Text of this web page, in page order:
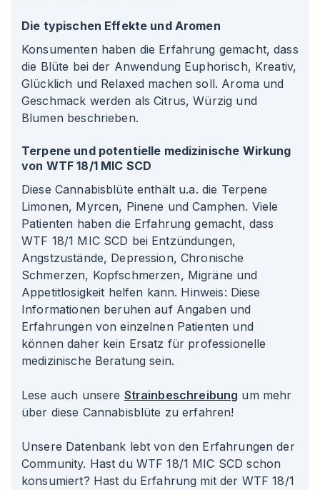
Die typischen Effekte und Aromen
Konsumenten haben die Erfahrung gemacht, dass
die Blüte bei der Anwendung Euphorisch, Kreativ,
Glücklich und Relaxed machen soll. Aroma und
Geschmack werden als Citrus, Würzig und
Blumen beschrieben.
Terpene und potentielle medizinische Wirkung
von WTF 18/1 MIC SCD
Diese Cannabisblüte enthält u.a. die Terpene
Limonen, Myrcen, Pinene und Camphen. Viele
Patienten haben die Erfahrung gemacht, dass
WTF 18/1 MIC SCD bei Entzündungen,
Angstzustände, Depression, Chronische
Schmerzen, Kopfschmerzen, Migräne und
Appetitlosigkeit helfen kann. Hinweis: Diese
Informationen beruhen auf Angaben und
Erfahrungen von einzelnen Patienten und
können daher kein Ersatz für professionelle
medizinische Beratung sein.
Lese auch unsere Strainbeschreibung um mehr
über diese Cannabisblüte zu erfahren!
Unsere Datenbank lebt von den Erfahrungen der
Community. Hast du WTF 18/1 MIC SCD schon
konsumiert? Hast du Erfahrung mit der WTF 18/1